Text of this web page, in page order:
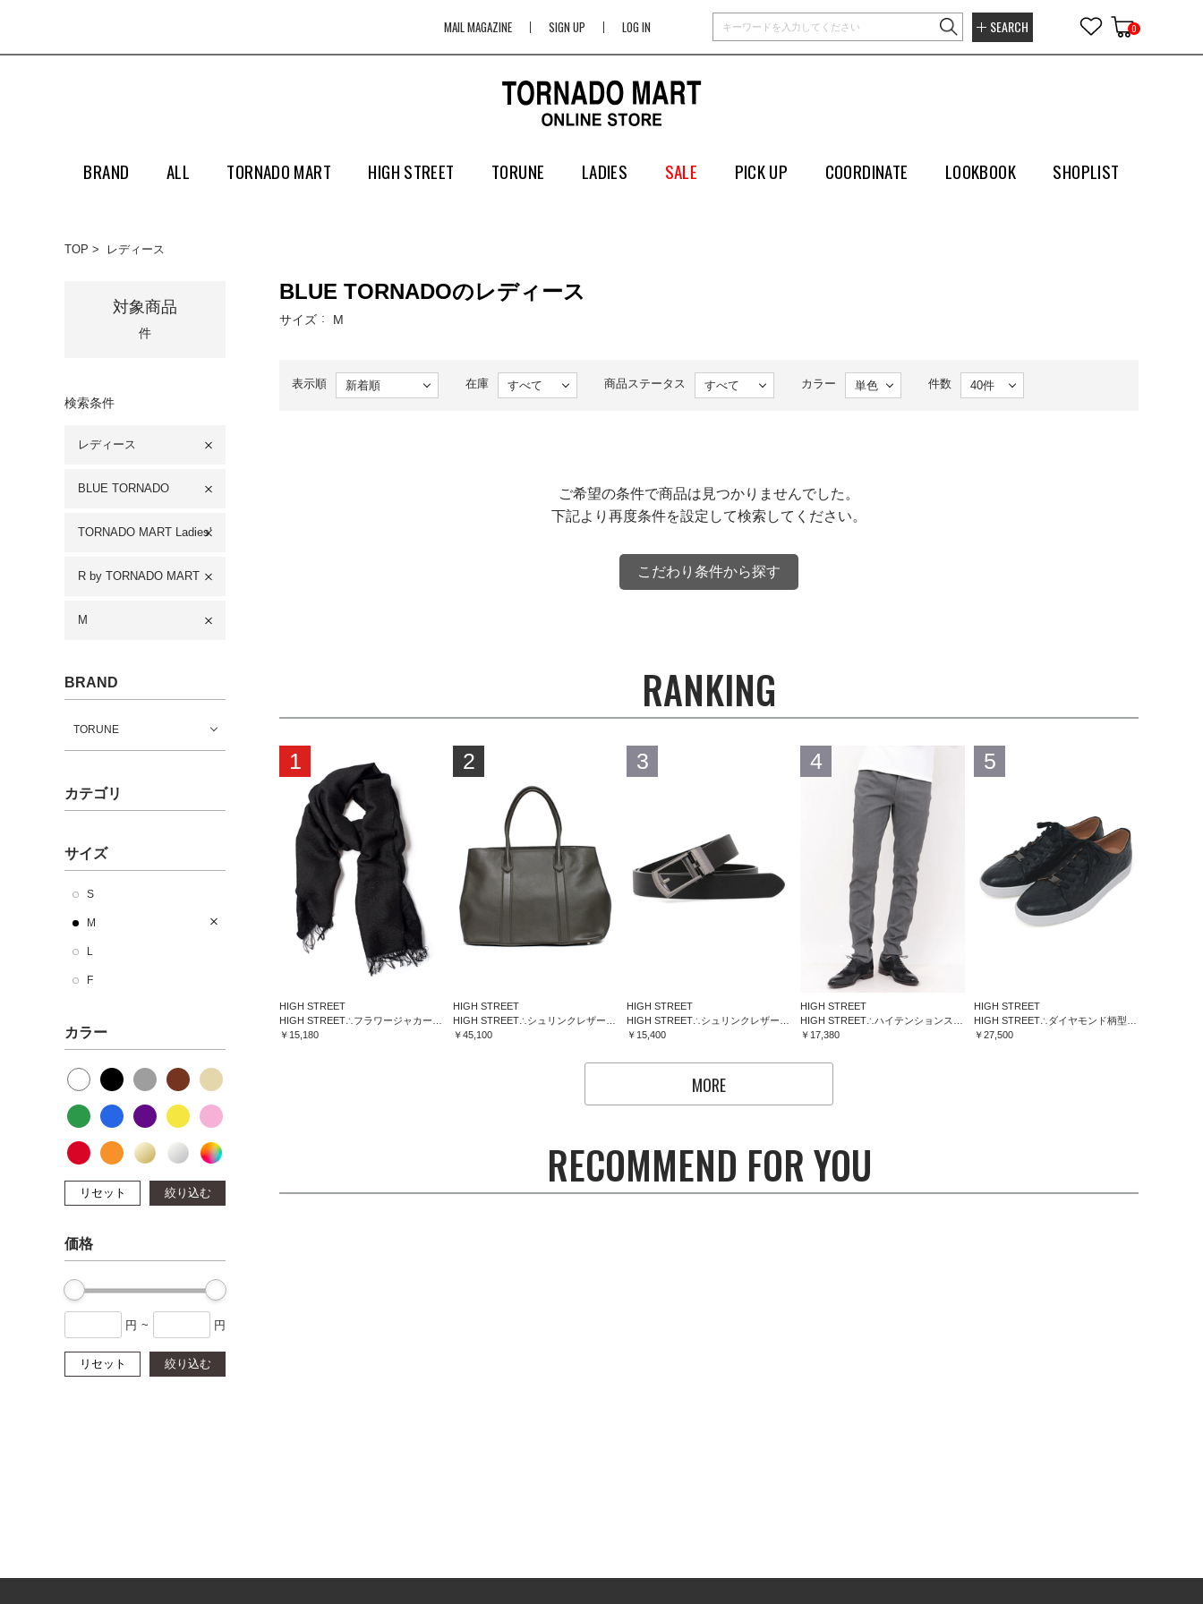
MAIL MAGAZINE SIGN UP LOG IN SEARCH 0
BRAND ALL TORNADO MART HIGH STREET TORUNE LADIES SALE PICK UP COORDINATE LOOKBOOK SHOPLIST
TOP レディース
対象商品
件
検索条件
レディース
BLUE TORNADO
TORNADO MART Ladies'
R by TORNADO MART
M
BRAND
TORUNE
カテゴリ
サイズ
S
M
L
F
カラー
リセット 絞り込む
価格
円 ~ 円
リセット 絞り込む
BLUE TORNADOのレディース
サイズ M
表示順 在庫 商品ステータス カラー 件数
ご希望の条件で商品は見つかりませんでした。
下記より再度条件を設定して検索してください。
こだわり条件から探す
RANKING
1
HIGH STREET
￥15,180
2
HIGH STREET
￥45,100
3
HIGH STREET
￥15,400
4
HIGH STREET
￥17,380
5
HIGH STREET
￥27,500
MORE
RECOMMEND FOR YOU